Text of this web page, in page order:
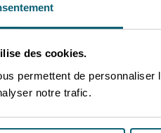
des cookies.
permettent de
notre trafic.
VOS
sont à
vos projets